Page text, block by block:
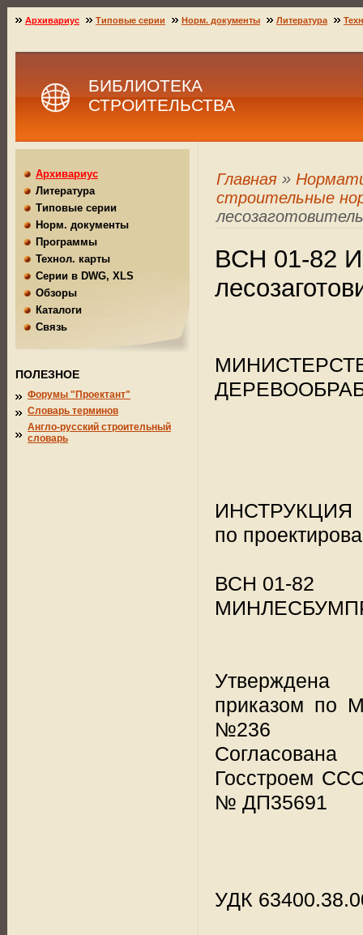
БИБЛИОТЕКА
СТРОИТЕЛЬСТВА
Главная »
строительные
ВСН 01-82
ИНСТРУКЦИЯ
по
ВСН 01-82
Утверждена
приказом по
№236
Согласована
Госстроем
№ ДП35691
УДК
Архивариус Типовые серии Норм. документы Литература
Архивариус
Литература
Типовые серии
Норм. документы
Программы
Технол. карты
Серии в DWG, XLS
Обзоры
Каталоги
Связь
ПОЛЕЗНОЕ
Форумы "Проектант"
Словарь терминов
Англо-русский строительный
словарь